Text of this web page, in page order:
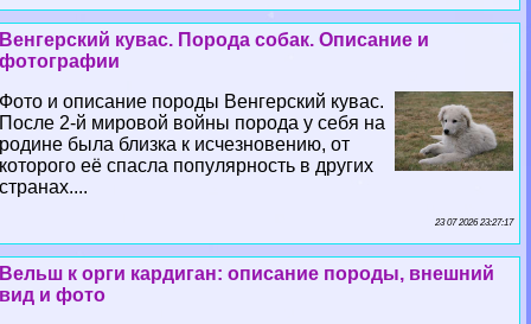
Венгерский кувас. Порода собак. Описание и
фотографии
Фото и описание породы Венгерский кувас.
После 2-й мировой войны порода у себя на
родине была близка к исчезновению, от
которого её спасла популярность в других
странах....
23 07 2026 23:27:17
Вельш к opги кардиган: описание породы, внешний
вид и фото